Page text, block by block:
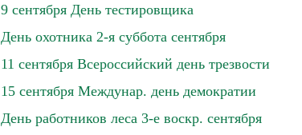
9 сентября День тестировщика
День охотника 2-я суббота сентября
11 сентября Всероссийский день трезвости
15 сентября Междунар. день демократии
День работников леса 3-е воскр. сентября